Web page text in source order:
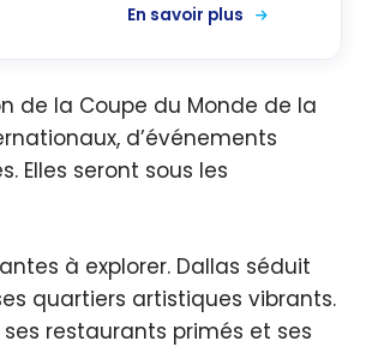
En savoir plus
de la Coupe du Monde de la
d’événements
Elles seront sous les
à explorer. Dallas séduit
quartiers artistiques vibrants.
restaurants primés et ses